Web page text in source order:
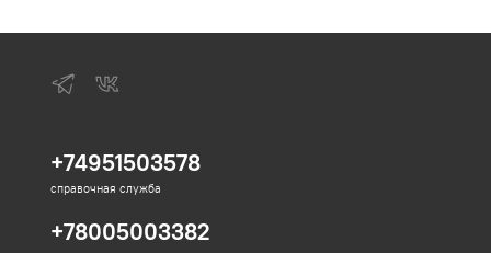
+74951503578
справочная служба
+78005003382